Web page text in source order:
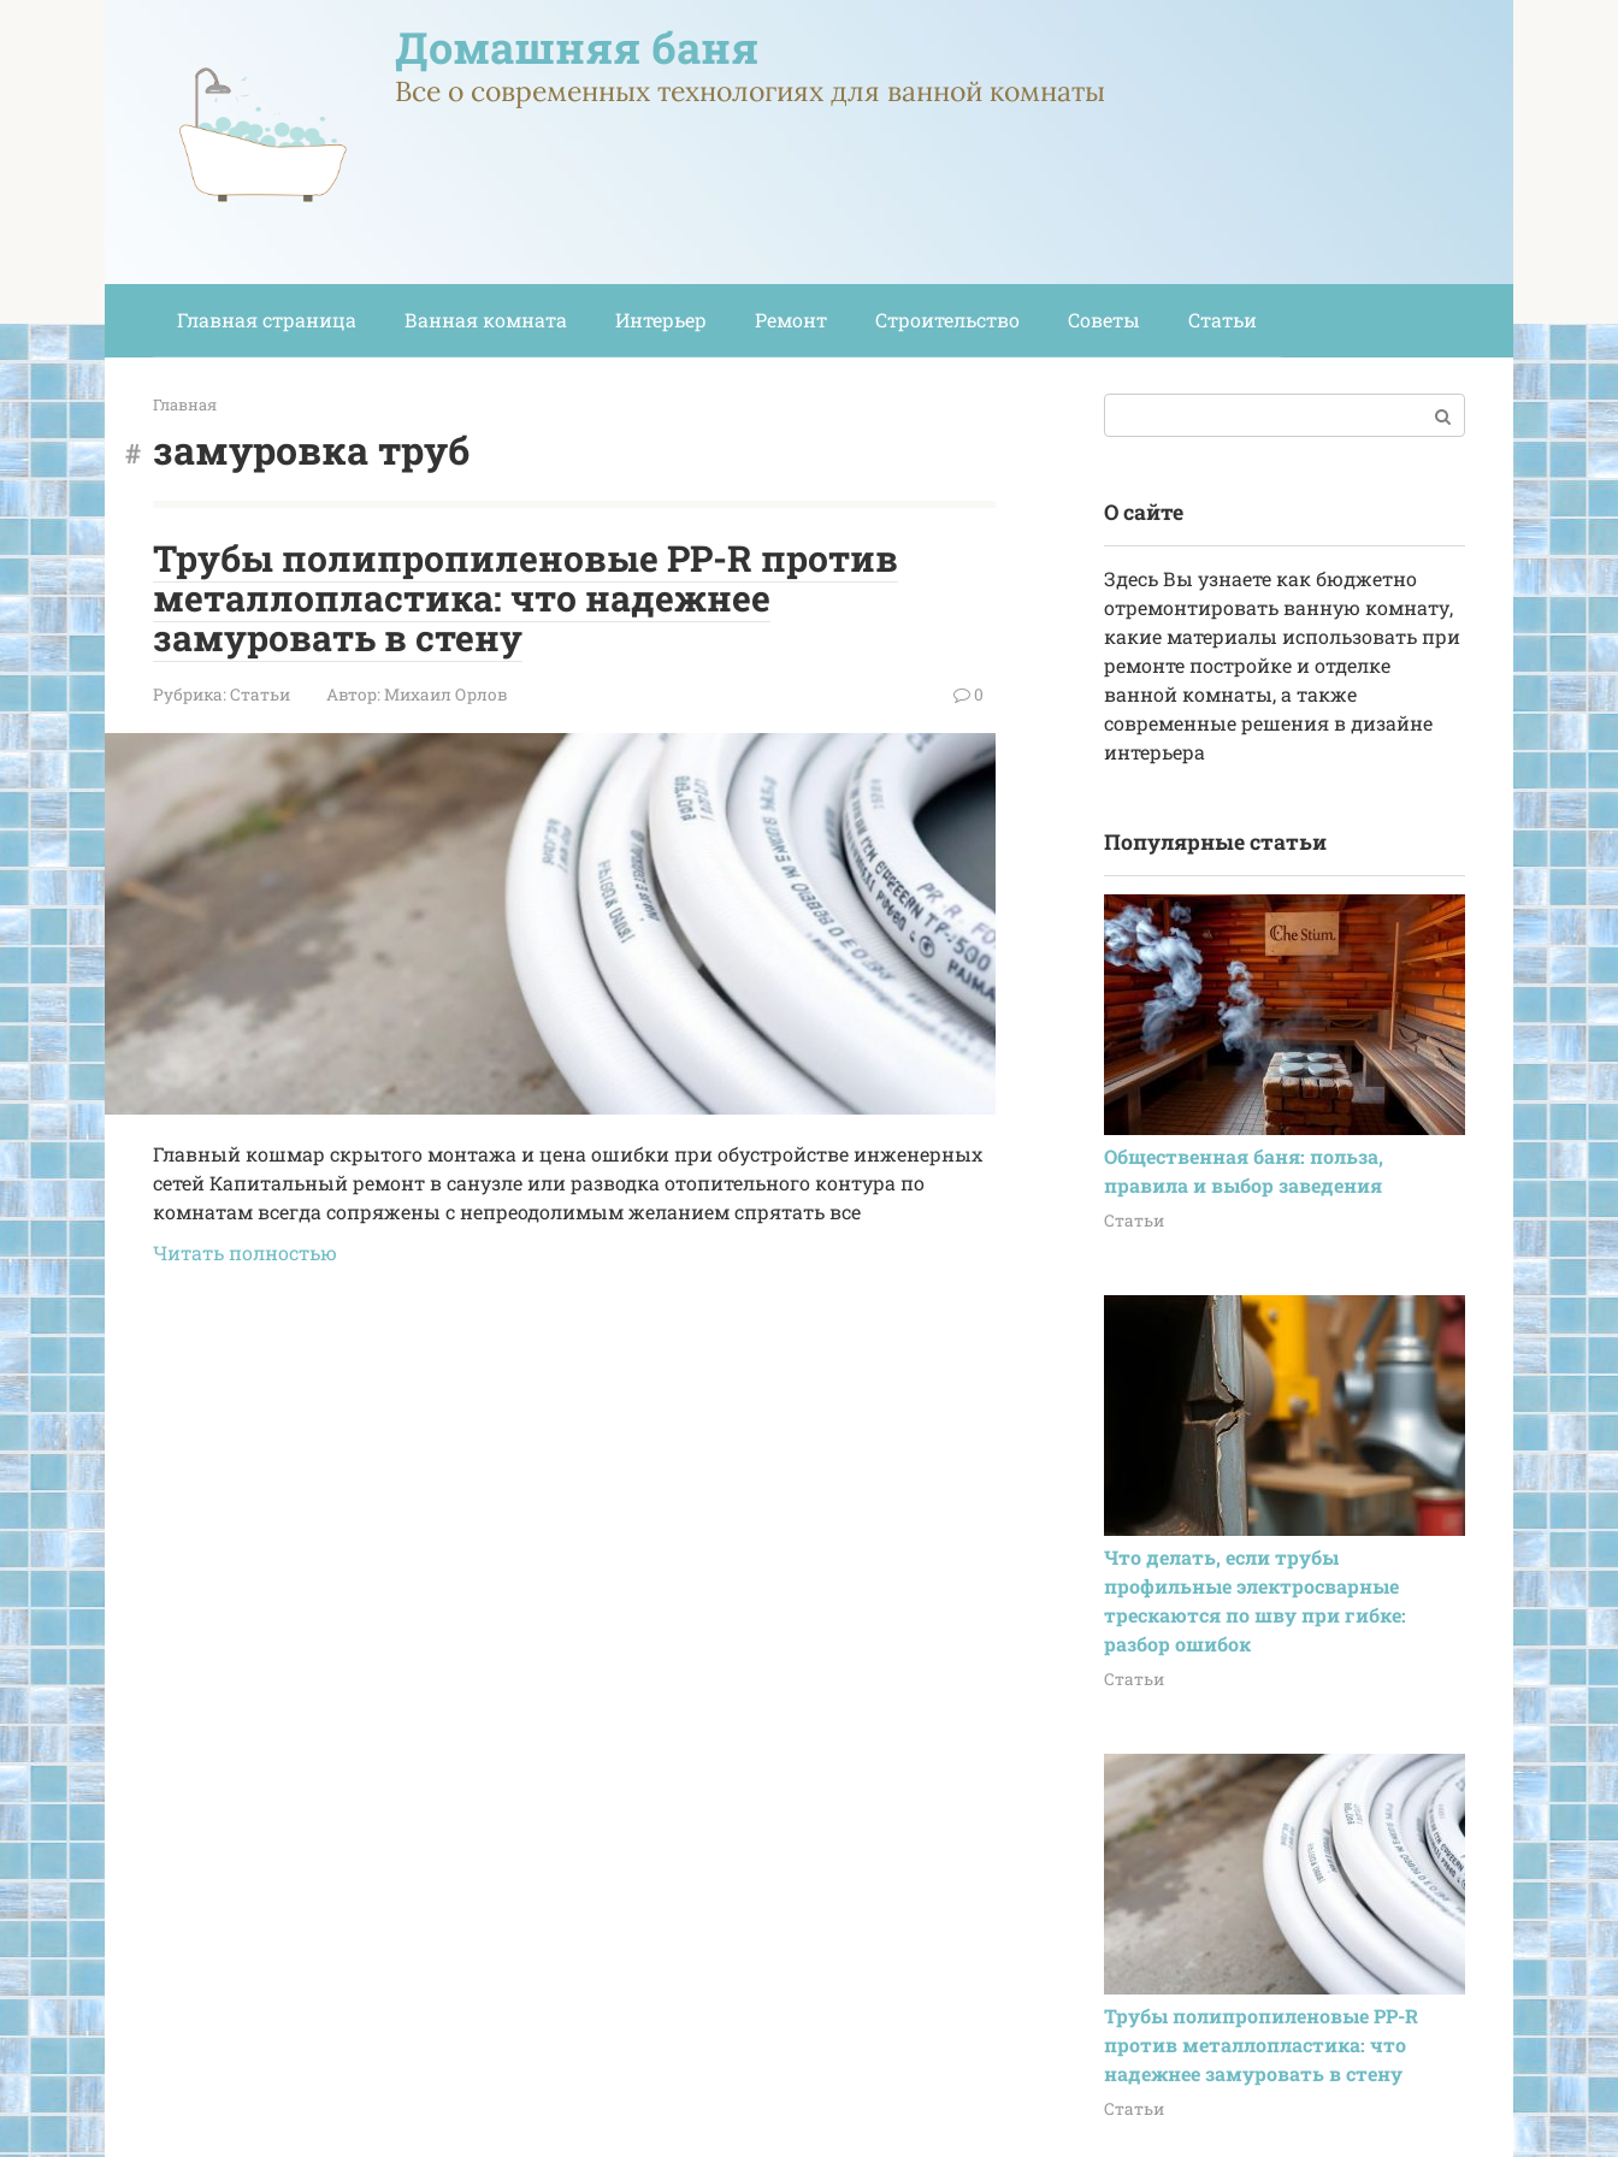
Домашняя баня
Все о современных технологиях для ванной комнаты
Главная страница Ванная комната Интерьер Ремонт Строительство Советы Статьи
Главная
замуровка труб
Трубы полипропиленовые PP-R против
металлопластика: что надежнее
замуровать в стену
Рубрика:Статьи Автор:Михаил Орлов 0
Главный кошмар скрытого монтажа и цена ошибки при обустройстве инженерных
сетей Капитальный ремонт в санузле или разводка отопительного контура по
комнатам всегда сопряжены с непреодолимым желанием спрятать все
Читать полностью
О сайте
Здесь Вы узнаете как бюджетно
отремонтировать ванную комнату,
какие материалы использовать при
ремонте постройке и отделке
ванной комнаты, а также
современные решения в дизайне
интерьера
Популярные статьи
Общественная баня: польза,
правила и выбор заведения
Статьи
Что делать, если трубы
профильные электросварные
трескаются по шву при гибке:
разбор ошибок
Статьи
Трубы полипропиленовые PP-R
против металлопластика: что
надежнее замуровать в стену
Статьи